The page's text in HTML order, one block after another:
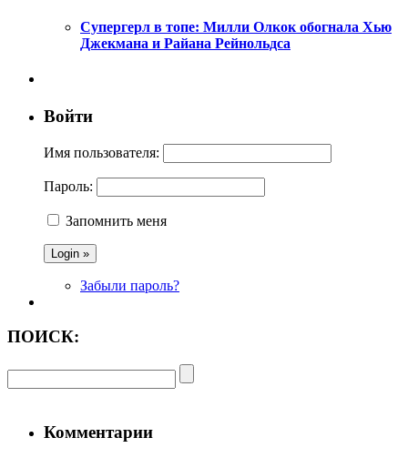
Супергерл в топе: Милли Олкок обогнала Хью
Джекмана и Райана Рейнольдса
Войти
Имя пользователя:
Пароль:
Запомнить меня
Забыли пароль?
ПОИСК:
Комментарии